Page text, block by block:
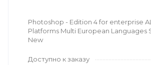
Photoshop - Edition 4 for enterprise
Platforms Multi European Languages
New
Доступно к заказу